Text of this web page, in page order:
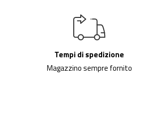
Tempi di spedizione
Magazzino sempre fornito